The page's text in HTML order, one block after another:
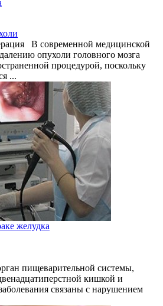
В современной медицинской
опухоли головного мозга
процедурой, поскольку
...
желудка
пищеварительной системы,
кишкой и
связаны с нарушением